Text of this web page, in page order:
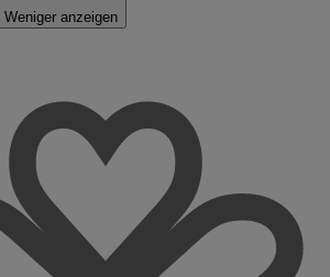
Weniger anzeigen